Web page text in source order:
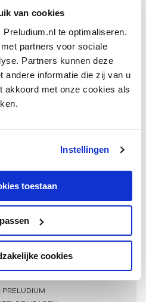
van cookies
te optimaliseren.
partners voor sociale
Partners kunnen deze
andere informatie die zij van u
akkoord met onze cookies als
Instellingen
toestaan
cookies
PRELUDIUM